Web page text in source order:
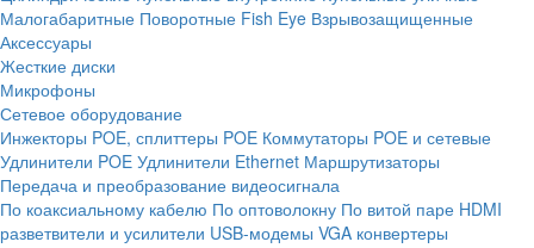
Малогабаритные Поворотные Fish Eye Взрывозащищенные
Аксессуары
Жесткие диски
Микрофоны
Сетевое оборудование
Инжекторы POE, сплиттеры POE Коммутаторы POE и сетевые
Удлинители POE Удлинители Ethernet Маршрутизаторы
Передача и преобразование видеосигнала
По коаксиальному кабелю По оптоволокну По витой паре HDMI
разветвители и усилители USB-модемы VGA конвертеры